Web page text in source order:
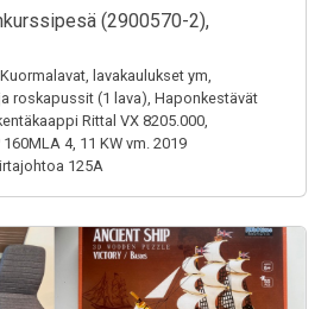
(2900570-2),
lavakaulukset ym,
roskapussit (1 lava), Haponkestävät
Rittal VX 8205.000,
4, 11 KW vm. 2019
125A